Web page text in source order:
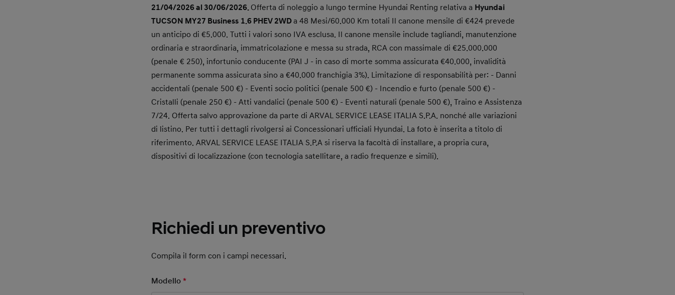
21/04/2026 al 30/06/2026. Offerta di noleggio a lungo termine Hyundai Renting relativa a Hyundai
TUCSON MY27 Business 1.6 PHEV 2WDa 48 Mesi/60.000 Km totali Il canone mensile di €424 prevede
un anticipo di €5.000. Tutti i valori sono IVA esclusa. Il canone mensile include tagliandi, manutenzione
ordinaria e straordinaria, immatricolazione e messa su strada, RCA con massimale di €25.000.000
(penale € 250), infortunio conducente (PAI J - in caso di morte somma assicurata €40.000, invalidità
permanente somma assicurata sino a €40.000 franchigia 3%). Limitazione di responsabilità per: - Danni
accidentali (penale 500 €) - Eventi socio politici (penale 500 €) - Incendio e furto (penale 500 €) -
Cristalli (penale 250 €) - Atti vandalici (penale 500 €) - Eventi naturali (penale 500 €), Traino e Assistenza
7/24. Offerta salvo approvazione da parte di ARVAL SERVICE LEASE ITALIA S.P.A. nonché alle variazioni
di listino. Per tutti i dettagli rivolgersi ai Concessionari ufficiali Hyundai. La foto è inserita a titolo di
riferimento. ARVAL SERVICE LEASE ITALIA S.P.A si riserva la facoltà di installare, a propria cura,
dispositivi di localizzazione (con tecnologia satellitare, a radio frequenze e simili).
Richiedi un preventivo
Compila il form con i campi necessari.
Modello*